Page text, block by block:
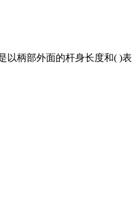
以柄部外面的杆身长度和( )表